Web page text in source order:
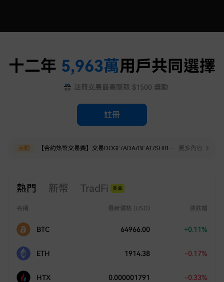
十二年 5,963萬用戶共同選擇
註冊交易最高賺取 $1500 獎勵
註冊
活動 【合約熱幣交易賽】交易DOGE/ADA/BEAT/SHIB/FIL，贏$20,000 $HTX！ 更多內容
熱門 新幣 TradFi
黄金
名稱 最新價格 (USD) 漲跌幅
BTC 64966.00 +0.11%
ETH 1914.38 -0.17%
HTX 0.000001791 -0.33%